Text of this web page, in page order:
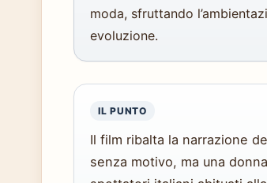
moda, sfruttando
evoluzione.
IL PUNTO
Il film ribalta la narrazione
senza motivo, ma una